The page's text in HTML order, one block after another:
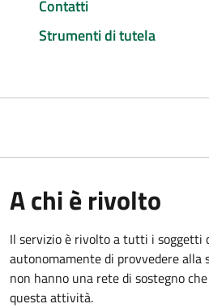
Contatti
Strumenti di tutela
A chi è rivolto
Il servizio è rivolto a tutti i soggetti
autonomamente di provvedere alla
non hanno una rete di sostegno
questa attività.